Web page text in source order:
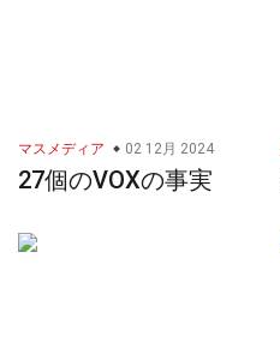
マスメディア 02 12月 2024
27個のVOXの事実